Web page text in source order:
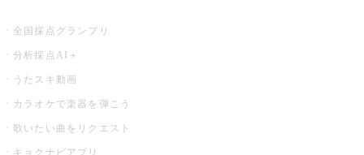
全国採点グランプリ
分析採点AI＋
うたスキ動画
カラオケで楽器を弾こう
歌いたい曲をリクエスト
キョクナビアプリ